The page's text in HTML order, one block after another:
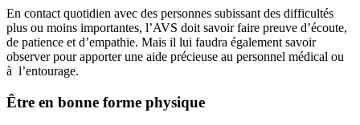
En contact quotidien avec des personnes subissant des difficultés
plus ou moins importantes, l’AVS doit savoir faire preuve d’écoute,
de patience et d’empathie. Mais il lui faudra également savoir
observer pour apporter une aide précieuse au personnel médical ou
à l’entourage.
Être en bonne forme physique